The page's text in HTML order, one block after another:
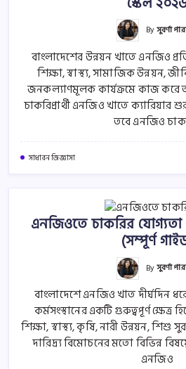
August 3, 2026
এনজিওতে চাকরির যোগ্যতা ও
August 1, 2026 0
একজন এনজিও মাঠ কর্মীর মূল
Byসুবর্ণা
বাংলাদেশের উন্নয়ন খাতে এনজিও
শিক্ষা, স্বাস্থ্য, সামাজিক উন্নয়ন,
জনকল্যাণমূলক কার্যক্রমে কাজ করে
চাকরিপ্রার্থী এনজিও খাতে ক্যারিয়ার
তবে এনজিও
সাধারন জিজ্ঞাসা
এনজিওতে চাকরির যোগ্যতা
(সম্পূর্ণ
Byসুবর্ণা
বাংলাদেশে এনজিও খাত দীর্ঘদিন
কর্মসংস্থানের একটি গুরুত্বপূর্ণ
শিক্ষা, স্বাস্থ্য, কৃষি, নারী উন্নয়ন, শিশু
দারিদ্র্য বিমোচনের মতো বিভিন্ন
এনজিও